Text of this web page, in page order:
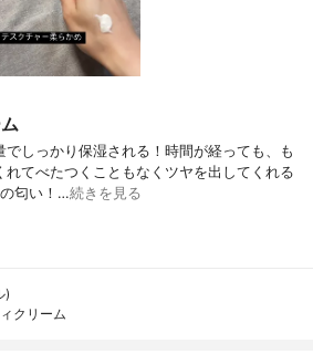
しっかり保湿される！時間が経っても、も
れてべたつくこともなくツヤを出してくれる
匂い！…続きを見る
)
クリーム